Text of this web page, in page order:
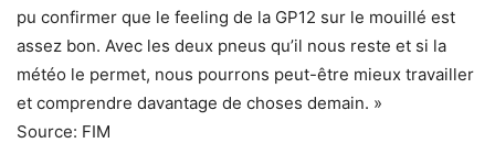
pu confirmer que le feeling de la GP12 sur le mouillé est
assez bon. Avec les deux pneus qu’il nous reste et si la
météo le permet, nous pourrons peut-être mieux travailler
et comprendre davantage de choses demain. »
Source: FIM